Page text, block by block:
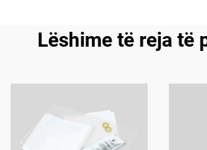
Lëshime të reja të